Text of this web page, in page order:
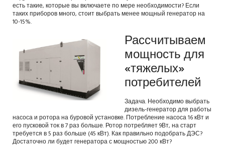
есть такие, которые вы включаете по мере необходимости? Если
таких приборов много, стоит выбрать менее мощный генератор на
10-15%.
Рассчитываем
мощность для
«тяжелых»
потребителей
Задача. Необходимо выбрать
дизель-генератор для работы
насоса и ротора на буровой установке. Потребление насоса 16 кВт и
его пусковой ток в 7 раз больше. Ротор потребляет 9Вт, на старт
требуется в 5 раз больше (45 кВт). Как правильно подобрать ДЭС?
Достаточно ли будет генератора с мощностью 200 кВт?